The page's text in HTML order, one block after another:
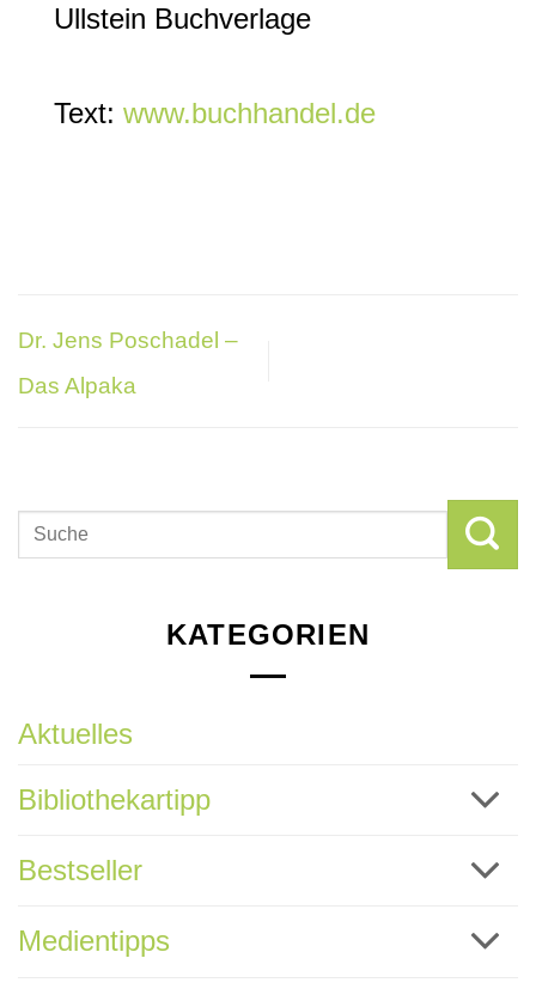
Ullstein Buchverlage
Text: www.buchhandel.de
Dr. Jens Poschadel –
Das Alpaka
KATEGORIEN
Aktuelles
Bibliothekartipp
Bestseller
Medientipps